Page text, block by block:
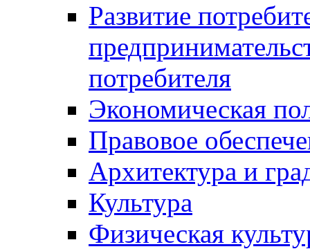
Развитие
потребителя
Экономическая
Правовое
Архитектура и
Культура
Физическая